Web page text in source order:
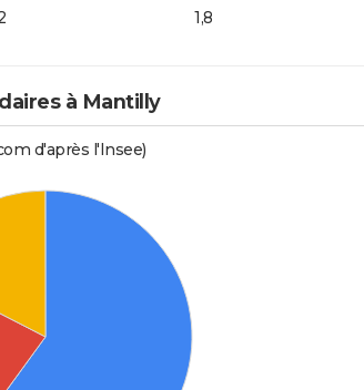
1,8
à Mantilly
d'après l'Insee)